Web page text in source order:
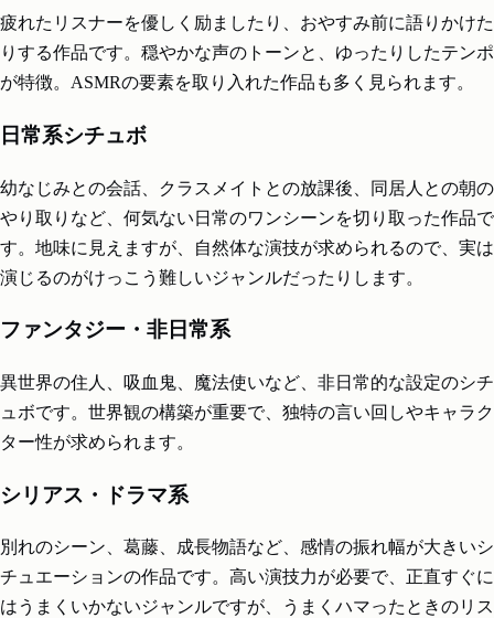
疲れたリスナーを優しく励ましたり、おやすみ前に語りかけた
りする作品です。穏やかな声のトーンと、ゆったりしたテンポ
が特徴。ASMRの要素を取り入れた作品も多く見られます。
日常系シチュボ
幼なじみとの会話、クラスメイトとの放課後、同居人との朝の
やり取りなど、何気ない日常のワンシーンを切り取った作品で
す。地味に見えますが、自然体な演技が求められるので、実は
演じるのがけっこう難しいジャンルだったりします。
ファンタジー・非日常系
異世界の住人、吸血鬼、魔法使いなど、非日常的な設定のシチ
ュボです。世界観の構築が重要で、独特の言い回しやキャラク
ター性が求められます。
シリアス・ドラマ系
別れのシーン、葛藤、成長物語など、感情の振れ幅が大きいシ
チュエーションの作品です。高い演技力が必要で、正直すぐに
はうまくいかないジャンルですが、うまくハマったときのリス